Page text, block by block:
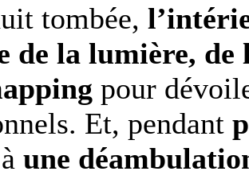
tombée,
de la lumière,
pour
Et, pendant
une